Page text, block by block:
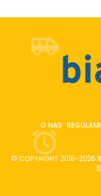
O NAS
© COPYRIGHT 2016-2026